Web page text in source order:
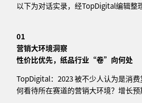
以下为对话实录，经TopDigital编辑整
01
营销大环境洞察
性价比优先，纸品行业“卷”向何处
TopDigital：2023 被不少人认为是消
何看待所在赛道的营销大环境？增长预